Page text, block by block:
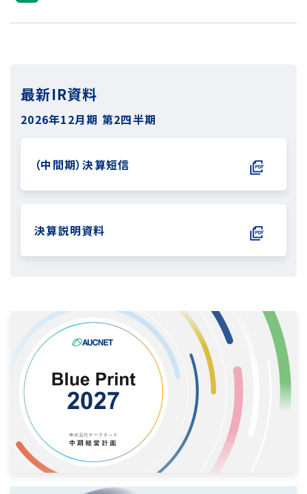
最新IR資料
2026年12月期 第2四半期
（中間期）決算短信
決算説明資料